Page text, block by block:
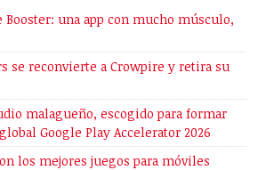
Booster: una app con mucho músculo,
se reconvierte a Crowpire y retira su
malagueño, escogido para formar
Google Play Accelerator 2026
los mejores juegos para móviles